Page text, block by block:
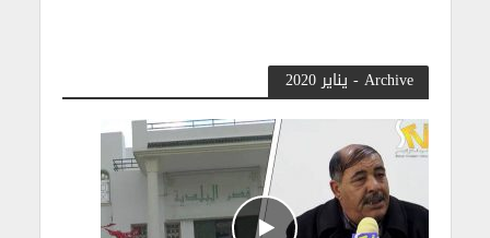
Archive - يناير 2020